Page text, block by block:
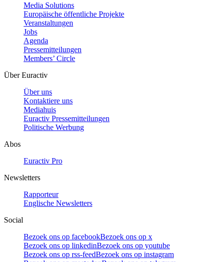
Media Solutions
Europäische öffentliche Projekte
Veranstaltungen
Jobs
Agenda
Pressemitteilungen
Members’ Circle
Über Euractiv
Über uns
Kontaktiere uns
Mediahuis
Euractiv Pressemitteilungen
Politische Werbung
Abos
Euractiv Pro
Newsletters
Rapporteur
Englische Newsletters
Social
Bezoek ons op facebookBezoek ons op x
Bezoek ons op linkedinBezoek ons op youtube
Bezoek ons op rss-feedBezoek ons op instagram